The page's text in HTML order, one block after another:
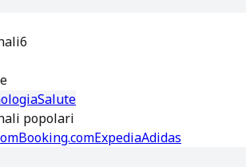
6
Salute
popolari
Booking.comExpediaAdidas